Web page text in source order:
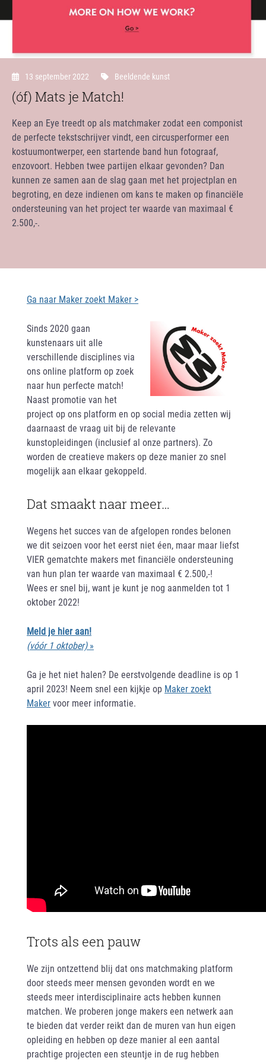
13 september 2022 Beeldende kunst
(óf) Mats je Match!
Keep an Eye treedt op als matchmaker zodat een componist
de perfecte tekstschrijver vindt, een circusperformer een
kostuumontwerper, een startende band hun fotograaf,
enzovoort. Hebben twee partijen elkaar gevonden? Dan
kunnen ze samen aan de slag gaan met het projectplan en
begroting, en deze indienen om kans te maken op financiële
ondersteuning van het project ter waarde van maximaal €
2.500,-.
Ga naar Maker zoekt Maker >
Sinds 2020 gaan
kunstenaars uit alle
verschillende disciplines via
ons online platform op zoek
naar hun perfecte match!
Naast promotie van het
project op ons platform en op social media zetten wij
daarnaast de vraag uit bij de relevante
kunstopleidingen (inclusief al onze partners). Zo
worden de creatieve makers op deze manier zo snel
mogelijk aan elkaar gekoppeld.
Dat smaakt naar meer…
Wegens het succes van de afgelopen rondes belonen
we dit seizoen voor het eerst niet éen, maar maar liefst
VIER gematchte makers met financiële ondersteuning
van hun plan ter waarde van maximaal € 2.500,-!
Wees er snel bij, want je kunt je nog aanmelden tot 1
oktober 2022!
Meld je hier aan!
(vóór 1 oktober)»
Ga je het niet halen? De eerstvolgende deadline is op 1
april 2023! Neem snel een kijkje op Maker zoekt
Makervoor meer informatie.
Trots als een pauw
We zijn ontzettend blij dat ons matchmaking platform
door steeds meer mensen gevonden wordt en we
steeds meer interdisciplinaire acts hebben kunnen
matchen. We proberen jonge makers een netwerk aan
te bieden dat verder reikt dan de muren van hun eigen
opleiding en hebben op deze manier al een aantal
prachtige projecten een steuntje in de rug hebben